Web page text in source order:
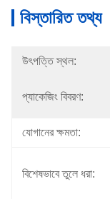
বিস্তারিত তথ্য
উৎপত্তি স্থল:
প্যাকেজিং বিবরণ:
যোগানের ক্ষমতা:
বিশেষভাবে তুলে ধরা: